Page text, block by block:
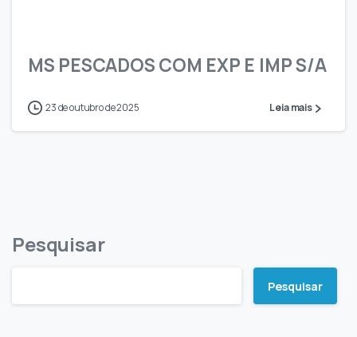
MS PESCADOS COM EXP E IMP S/A
23 de outubro de 2025 Leia mais
Pesquisar
Pesquisar